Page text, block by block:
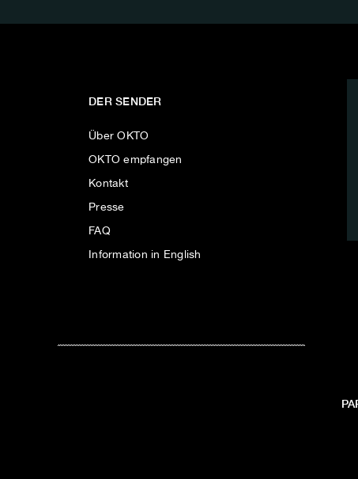
DER SENDER
Über OKTO
OKTO empfangen
Kontakt
Presse
FAQ
Information in English